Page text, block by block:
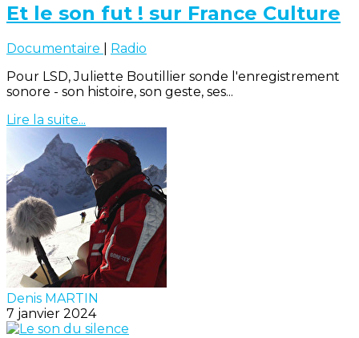
Et le son fut ! sur France Culture
Documentaire
Radio
Pour LSD, Juliette Boutillier sonde l'enregistrement
sonore - son histoire, son geste, ses...
Lire la suite...
Denis MARTIN
7 janvier 2024